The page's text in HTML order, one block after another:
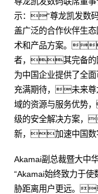
示：“尊龙凯发数
盖广泛的合作伙伴生
术和产品方案。
者，其完备的
为中国企业提供了全
充满期待，未来尊
域的资源与服务优势
级的安全解决方案，
新，加速中国
Akamai副总裁暨大
“Akamai始终致力于
胁距离用户更远。